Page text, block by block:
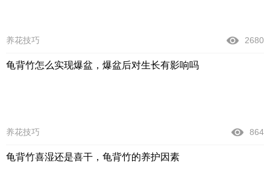
养花技巧 2680
龟背竹怎么实现爆盆，爆盆后对生长有影响吗
养花技巧 864
龟背竹喜湿还是喜干，龟背竹的养护因素